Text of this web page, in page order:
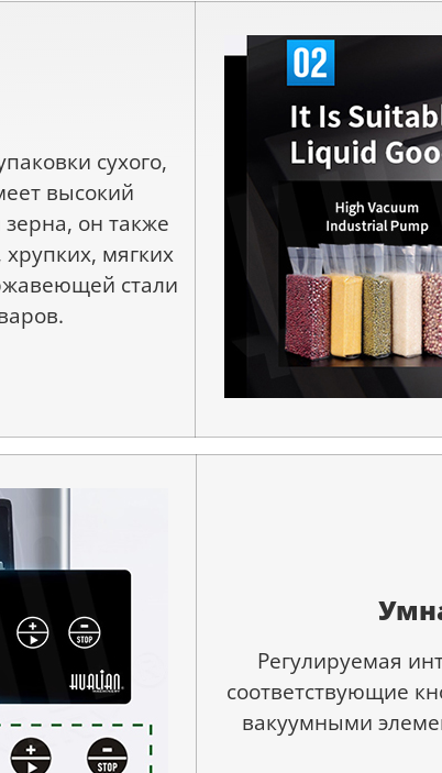
сухого,
высокий
он также
мягких
стали
Регулируемая
соответствующие
вакуумными